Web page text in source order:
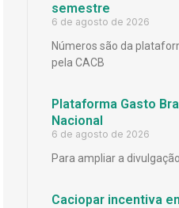
semestre
6 de agosto de 2026
Números são da
pela CACB
Plataforma Gasto
Nacional
6 de agosto de 2026
Para ampliar a
Caciopar incentiva